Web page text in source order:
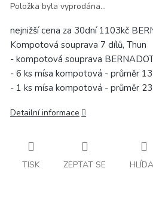
Položka byla vyprodána…
nejnižší cena za 30dní 1103kč
Kompotová souprava 7 dílů, Thun
- kompotová souprava
- 6 ks mísa kompotová - průměr
- 1 ks mísa kompotová - průměr
Detailní informace
TISK ZEPTAT SE